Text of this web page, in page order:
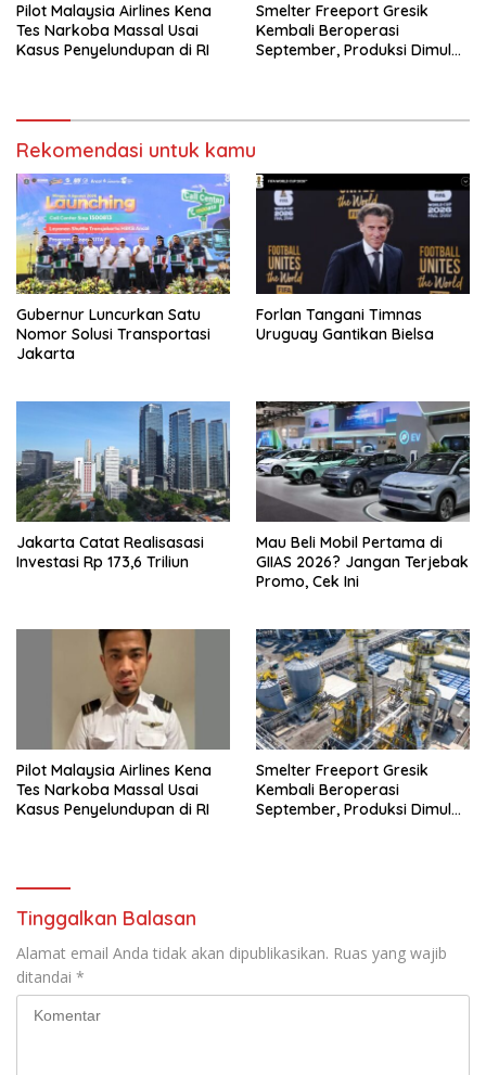
Pilot Malaysia Airlines Kena
Tes Narkoba Massal Usai
Kasus Penyelundupan di RI
Smelter Freeport Gresik
Kembali Beroperasi
September, Produksi Dimulai
Rekomendasi untuk kamu
Gubernur Luncurkan Satu
Nomor Solusi Transportasi
Jakarta
Forlan Tangani Timnas
Uruguay Gantikan Bielsa
Jakarta Catat Realisasasi
Investasi Rp 173,6 Triliun
Mau Beli Mobil Pertama di
GIIAS 2026? Jangan Terjebak
Promo, Cek Ini
Pilot Malaysia Airlines Kena
Tes Narkoba Massal Usai
Kasus Penyelundupan di RI
Smelter Freeport Gresik
Kembali Beroperasi
September, Produksi Dimulai
Tinggalkan Balasan
Alamat email Anda tidak akan dipublikasikan. Ruas yang wajib
ditandai *